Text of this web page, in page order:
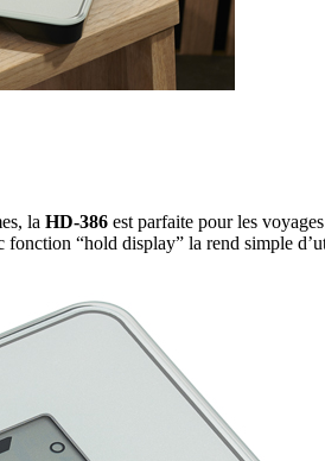
la HD-386 est parfaite pour les
fonction “hold display” la rend simple